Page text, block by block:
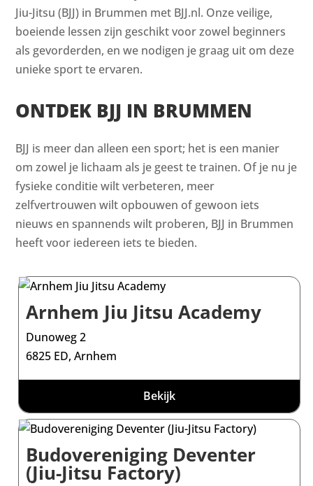
Jiu-Jitsu (BJJ) in Brummen met BJJ.nl. Onze veilige,
boeiende lessen zijn geschikt voor zowel beginners
als gevorderden, en we nodigen je graag uit om deze
unieke sport te ervaren.
ONTDEK BJJ IN BRUMMEN
BJJ is meer dan alleen een sport; het is een manier
om zowel je lichaam als je geest te trainen. Of je nu je
fysieke conditie wilt verbeteren, meer
zelfvertrouwen wilt opbouwen of gewoon iets
nieuws en spannends wilt proberen, BJJ in Brummen
heeft voor iedereen iets te bieden.
Arnhem Jiu Jitsu Academy
Dunoweg 2
6825 ED, Arnhem
Bekijk
Budovereniging Deventer
(Jiu-Jitsu Factory)